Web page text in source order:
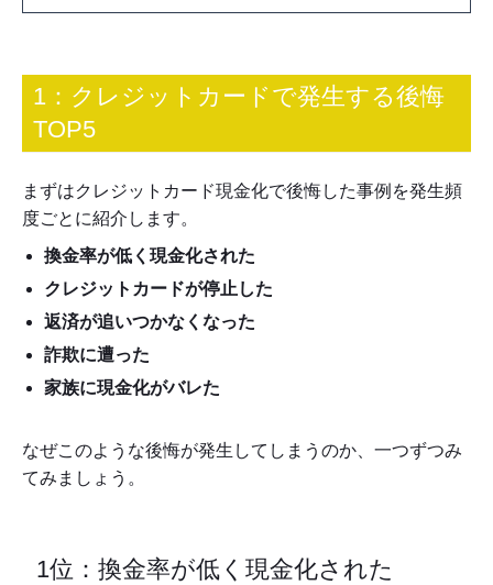
1：クレジットカードで発生する後悔
TOP5
まずはクレジットカード現金化で後悔した事例を発生頻
度ごとに紹介します。
換金率が低く現金化された
クレジットカードが停止した
返済が追いつかなくなった
詐欺に遭った
家族に現金化がバレた
なぜこのような後悔が発生してしまうのか、一つずつみ
てみましょう。
1位：換金率が低く現金化された